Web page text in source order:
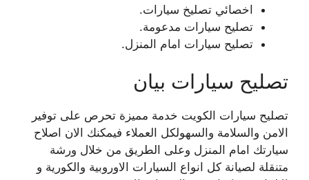
اخصائي تصليخ سيارات.
تصليح سيارات مدعومة.
تصليح سيارات امام المنزل.
تصليح سيارات بيان
تصليح سيارات الكويت خدمة مميزة تحرص على توفير
الامن والسلامة والسهولكل العملاء فيمكنك الان اصلاح
سيارتك امام المنزل وعلى الطريق من خلال ورشة
متنقلة لصيانة كل انواع السيارات الاوروبية والكورية و